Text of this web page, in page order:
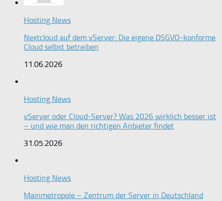
Hosting News
Nextcloud auf dem vServer: Die eigene DSGVO-konforme
Cloud selbst betreiben
11.06.2026
Hosting News
vServer oder Cloud-Server? Was 2026 wirklich besser ist
– und wie man den richtigen Anbieter findet
31.05.2026
Hosting News
Mainmetropole – Zentrum der Server in Deutschland